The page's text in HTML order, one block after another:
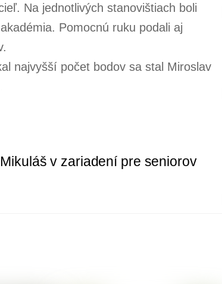
Na jednotlivých stanovištiach boli
Pomocnú ruku podali aj
najvyšší počet bodov sa stal Miroslav
v zariadení pre seniorov